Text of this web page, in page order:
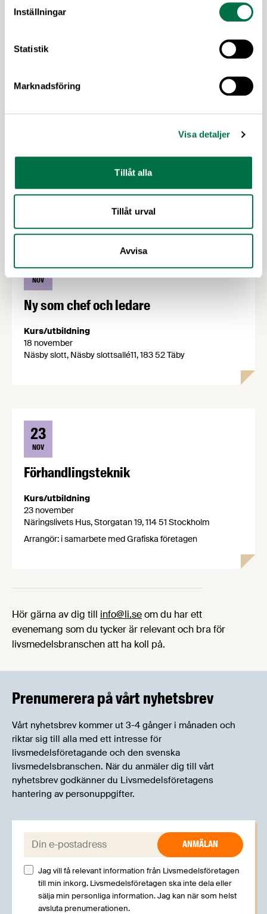
Inställningar
Statistik
Marknadsföring
Visa detaljer
Tillåt alla
Tillåt urval
Avvisa
Stigbergets Shangri -La, Gamla varvsgatan 1, 414 62
Göteborg
Arbetsmiljö­utbildning för chefer
NOV
Scandic Crown, Polhemsplatsen 3, 411 11 Göteborg
Ny som chef och ledare
18
NOV
Kurs/utbildning
18 november
Näsby slott, Näsby slottsallé11, 183 52 Täby
Förhandlingsteknik
23
NOV
Kurs/utbildning
23 november
Näringslivets Hus, Storgatan 19, 114 51 Stockholm
Arrangör: i samarbete med Grafiska företagen
Hör gärna av dig till info@li.seom du har ett
evenemang som du tycker är relevant och bra för
livsmedelsbranschen att ha koll på.
Prenumerera på vårt nyhetsbrev
Vårt nyhetsbrev kommer ut 3-4 gånger i månaden och
riktar sig till alla med ett intresse för
livsmedelsföretagande och den svenska
livsmedelsbranschen. När du anmäler dig till vårt
nyhetsbrev godkänner du Livsmedelsföretagens
hantering av personuppgifter.
E-post:
Jag vill få relevant information från Livsmedelsföretagen
till min inkorg. Livsmedelsföretagen ska inte dela eller
sälja min personliga information. Jag kan när som helst
avsluta prenumerationen.